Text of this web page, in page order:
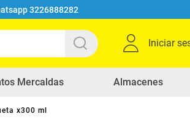
3226888282
Iniciar
Mercaldas Almacenes
x300 ml